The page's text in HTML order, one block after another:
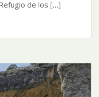
de los […]